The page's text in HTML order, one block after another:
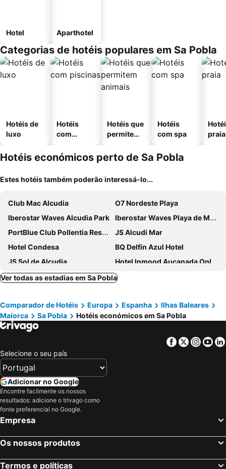
Hotel Aparthotel
Categorias de hotéis populares em Sa Pobla
Hotéis de
luxo
Hotéis
com
Hotéis que
permitem
Hotéis
com spa
praia
Hotéis económicos perto de Sa Pobla
Estes hotéis também poderão interessá-lo...
Club Mac Alcudia
O7 Nordeste Playa
Iberostar Waves Alcudia Park
Iberostar Waves Playa de Muro
PortBlue Club Pollentia Resort & Spa
JS Alcudi Mar
Hotel Condesa
BQ Delfín Azul Hotel
JS Sol de Alcudia
Hotel Inmood Aucanada Only Adults +16
Iberostar Waves Ciudad Blanca
INNSiDE by Meliá Alcudia
Iberostar Selection Albufera Playa
Alua Boccaccio
Mar Hotels Playa de Muro Suites
Can Picafort Palace
Las Gaviotas Suites Hotel
Grupotel Alcudia Pins
Grupotel Port De Alcudia
Sarena de Muro Resort Mallorca
Iberostar Selection Albufera Park
Galaxia Boutique Hotel
Grupotel Maritimo
Hotel More
JS Horitzó
Grupotel Amapola
VIVA Golf Adults Only 18+
Ver todas as estadias em Sa Pobla
Comparador de Hotéis Europa Espanha
Ilhas Baleares
Maiorca
Sa Pobla Hotéis económicos em Sa Pobla
Facebook
Twitter
Selecione o seu país
Adicionar no Google
Encontre facilmente os nossos
resultados: adicione o trivago como
fonte preferencial no Google.
Empresa
Os nossos produtos
Termos e políticas